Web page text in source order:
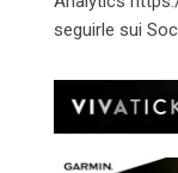
seguirle sui